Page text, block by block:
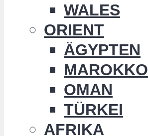
WALES
ORIENT
ÄGYPTEN
MAROKKO
OMAN
TÜRKEI
AFRIKA